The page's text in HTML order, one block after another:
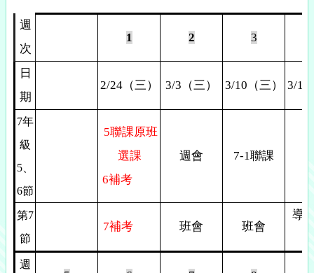
週
次
1 2 3
日
期
2/24（三） 3/3 （三） 3/10 （三） 3/17
7年
級
5、
6節
5聯課原班
選課
6補考
週會 7-1聯課
第7
節
7補考 班會 班會
導
週